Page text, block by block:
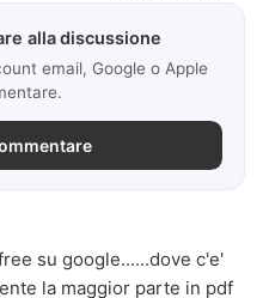
alla discussione
email, Google o Apple
su google......dove c'e'
la maggior parte in pdf